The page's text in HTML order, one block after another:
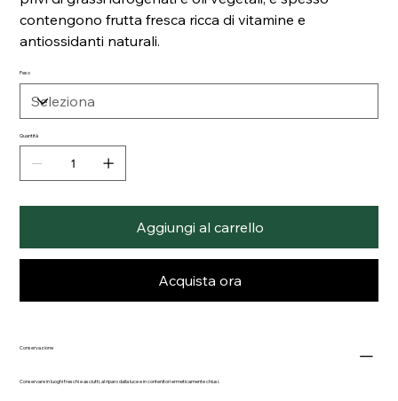
contengono frutta fresca ricca di vitamine e
antiossidanti naturali.
Peso
Quantità
Aggiungi al carrello
Acquista ora
Conservazione
Conservare in luoghi freschi e asciutti, al riparo dalla luce e in contenitori ermeticamente chiusi.